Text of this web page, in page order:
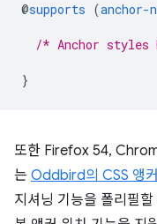
@supports (anchor-
/* Anchor styles
}
또한 Firefox 54,
는 Oddbird의 CSS 앵
지셔닝 기능을 폴리필